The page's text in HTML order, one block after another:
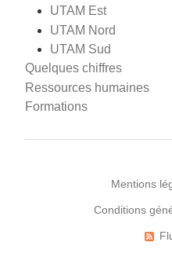
UTAM Est
UTAM Nord
UTAM Sud
Quelques chiffres
Ressources humaines
Formations
Mentions
Conditions